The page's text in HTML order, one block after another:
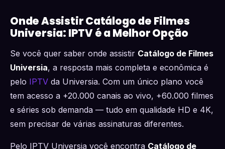
Onde Assistir Catálogo de Filmes
Universia: IPTV é a Melhor Opção
Se você quer saber onde assistir Catálogo de Filmes
Universia, a resposta mais completa e econômica é
pelo IPTV da Universia. Com um único plano você
tem acesso a +20.000 canais ao vivo, +60.000 filmes
e séries sob demanda — tudo em qualidade HD e 4K,
sem precisar de várias assinaturas diferentes.
Pelo IPTV Universia você encontra Catálogo de